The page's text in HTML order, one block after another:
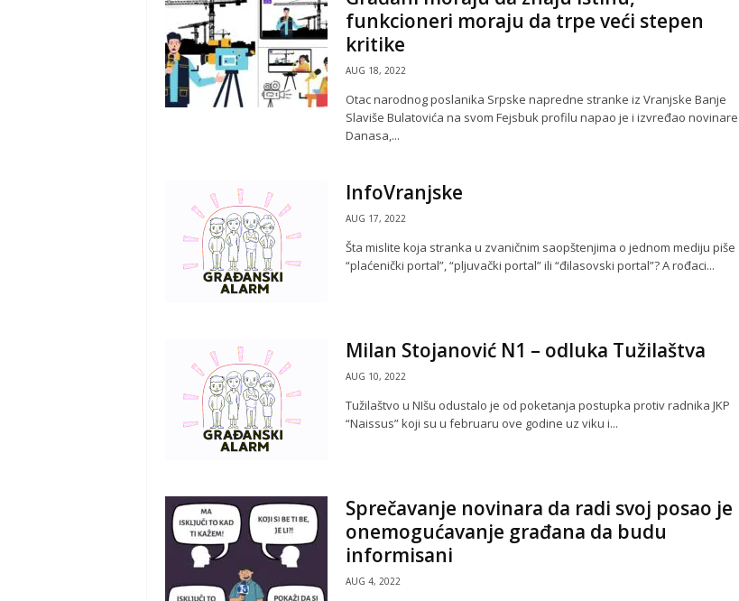
funkcioneri moraju da trpe veći stepen
kritike
AUG 18, 2022
Otac narodnog poslanika Srpske napredne stranke iz Vranjske Banje
Slaviše Bulatovića na svom Fejsbuk profilu napao je i izvređao novinare
Danasa,...
InfoVranjske
AUG 17, 2022
Šta mislite koja stranka u zvaničnim saopštenjima o jednom mediju piše
“plaćenički portal”, “pljuvački portal” ili “đilasovski portal”? A rođaci...
Milan Stojanović N1 – odluka Tužilaštva
AUG 10, 2022
Tužilaštvo u NIšu odustalo je od poketanja postupka protiv radnika JKP
“Naissus” koji su u februaru ove godine uz viku i...
Sprečavanje novinara da radi svoj posao je
onemogućavanje građana da budu
informisani
AUG 4, 2022